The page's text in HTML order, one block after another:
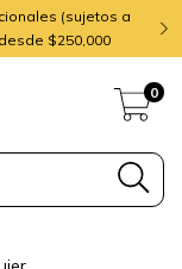
(sujetos a
$250,000
0